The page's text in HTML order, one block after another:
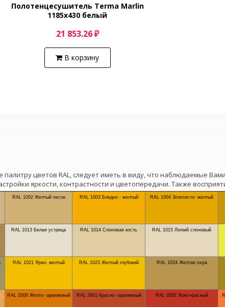
Полотенцесушитель Terma Marlin
1185x430 белый
21 853.26 ₽
В корзину
цветов RAL, следует иметь в виду, что наблюдаемые
яркости, контрастности и цветопередачи. Также
RAL 1002 Желтый песок RAL 1003 Бледно - желтый RAL 1004 Золотисто- желтый
RAL 1013 Белая устрица RAL 1014 Слоновая кость RAL 1015 Легкий слоновый
RAL 1021 Ярко- желтый RAL 1023 Желтый глубокий RAL 1024 Желтая охра
RAL 2000 Желто- оранжевый RAL 2001 Красно- оранжевый RAL 2002 Ярко-красный